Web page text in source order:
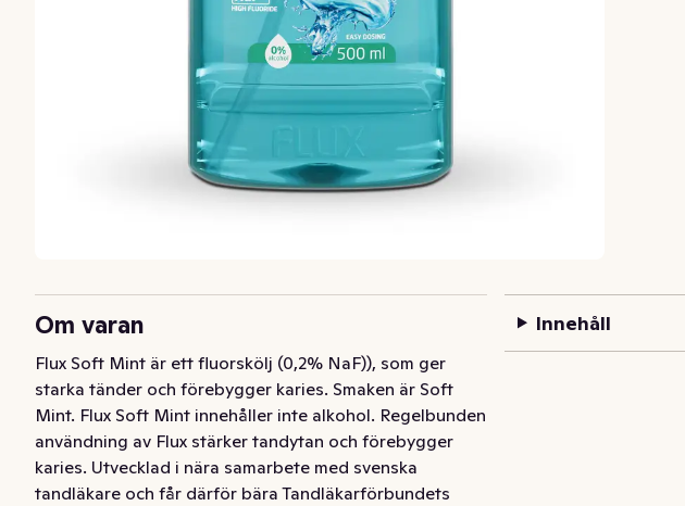
Om varan
Flux Soft Mint är ett fluorskölj (0,2% NaF)), som ger
starka tänder och förebygger karies. Smaken är Soft
Mint. Flux Soft Mint innehåller inte alkohol. Regelbunden
användning av Flux stärker tandytan och förebygger
karies. Utvecklad i nära samarbete med svenska
tandläkare och får därför bära Tandläkarförbundets
Innehåll